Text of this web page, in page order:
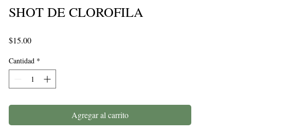
SHOT DE CLOROFILA
$15.00Precio
Cantidad *
Agregar al carrito